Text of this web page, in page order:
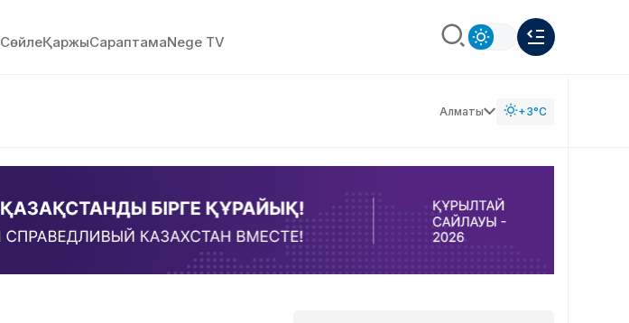
СөйлeҚаржыСараптамаNege TV
Алматы +3°C